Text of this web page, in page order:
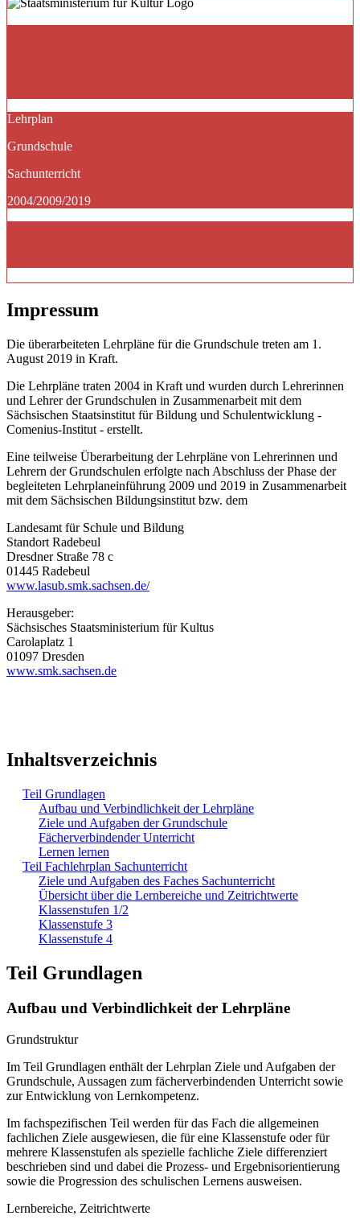
Lehrplan
Grundschule
Sachunterricht
2004/2009/2019
Impressum
Die überarbeiteten Lehrpläne für die Grundschule treten am 1.
August 2019 in Kraft.
Die Lehrpläne traten 2004 in Kraft und wurden durch Lehrerinnen
und Lehrer der Grundschulen in Zusammenarbeit mit dem
Sächsischen Staatsinstitut für Bildung und Schulentwicklung -
Comenius-Institut - erstellt.
Eine teilweise Überarbeitung der Lehrpläne von Lehrerinnen und
Lehrern der Grundschulen erfolgte nach Abschluss der Phase der
begleiteten Lehrplaneinführung 2009 und 2019 in Zusammenarbeit
mit dem Sächsischen Bildungsinstitut bzw. dem
Landesamt für Schule und Bildung
Standort Radebeul
Dresdner Straße 78 c
01445 Radebeul
www.lasub.smk.sachsen.de/
Herausgeber:
Sächsisches Staatsministerium für Kultus
Carolaplatz 1
01097 Dresden
www.smk.sachsen.de
Inhaltsverzeichnis
Teil Grundlagen
Aufbau und Verbindlichkeit der Lehrpläne
Ziele und Aufgaben der Grundschule
Fächerverbindender Unterricht
Lernen lernen
Teil Fachlehrplan Sachunterricht
Ziele und Aufgaben des Faches Sachunterricht
Übersicht über die Lernbereiche und Zeitrichtwerte
Klassenstufen 1/2
Klassenstufe 3
Klassenstufe 4
Teil Grundlagen
Aufbau und Verbindlichkeit der Lehrpläne
Grundstruktur
Im Teil Grundlagen enthält der Lehrplan Ziele und Aufgaben der
Grundschule, Aussagen zum fächerverbindenden Unterricht sowie
zur Entwicklung von Lernkompetenz.
Im fachspezifischen Teil werden für das Fach die allgemeinen
fachlichen Ziele ausgewiesen, die für eine Klassenstufe oder für
mehrere Klassenstufen als spezielle fachliche Ziele differenziert
beschrieben sind und dabei die Prozess- und Ergebnisorientierung
sowie die Progression des schulischen Lernens ausweisen.
Lernbereiche, Zeitrichtwerte